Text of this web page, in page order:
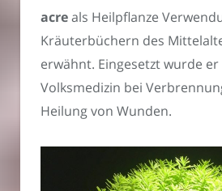
acreals Heilpflanze
Kräuterbüchern des
erwähnt. Eingesetzt wurde
Volksmedizin bei
Heilung von Wunden.